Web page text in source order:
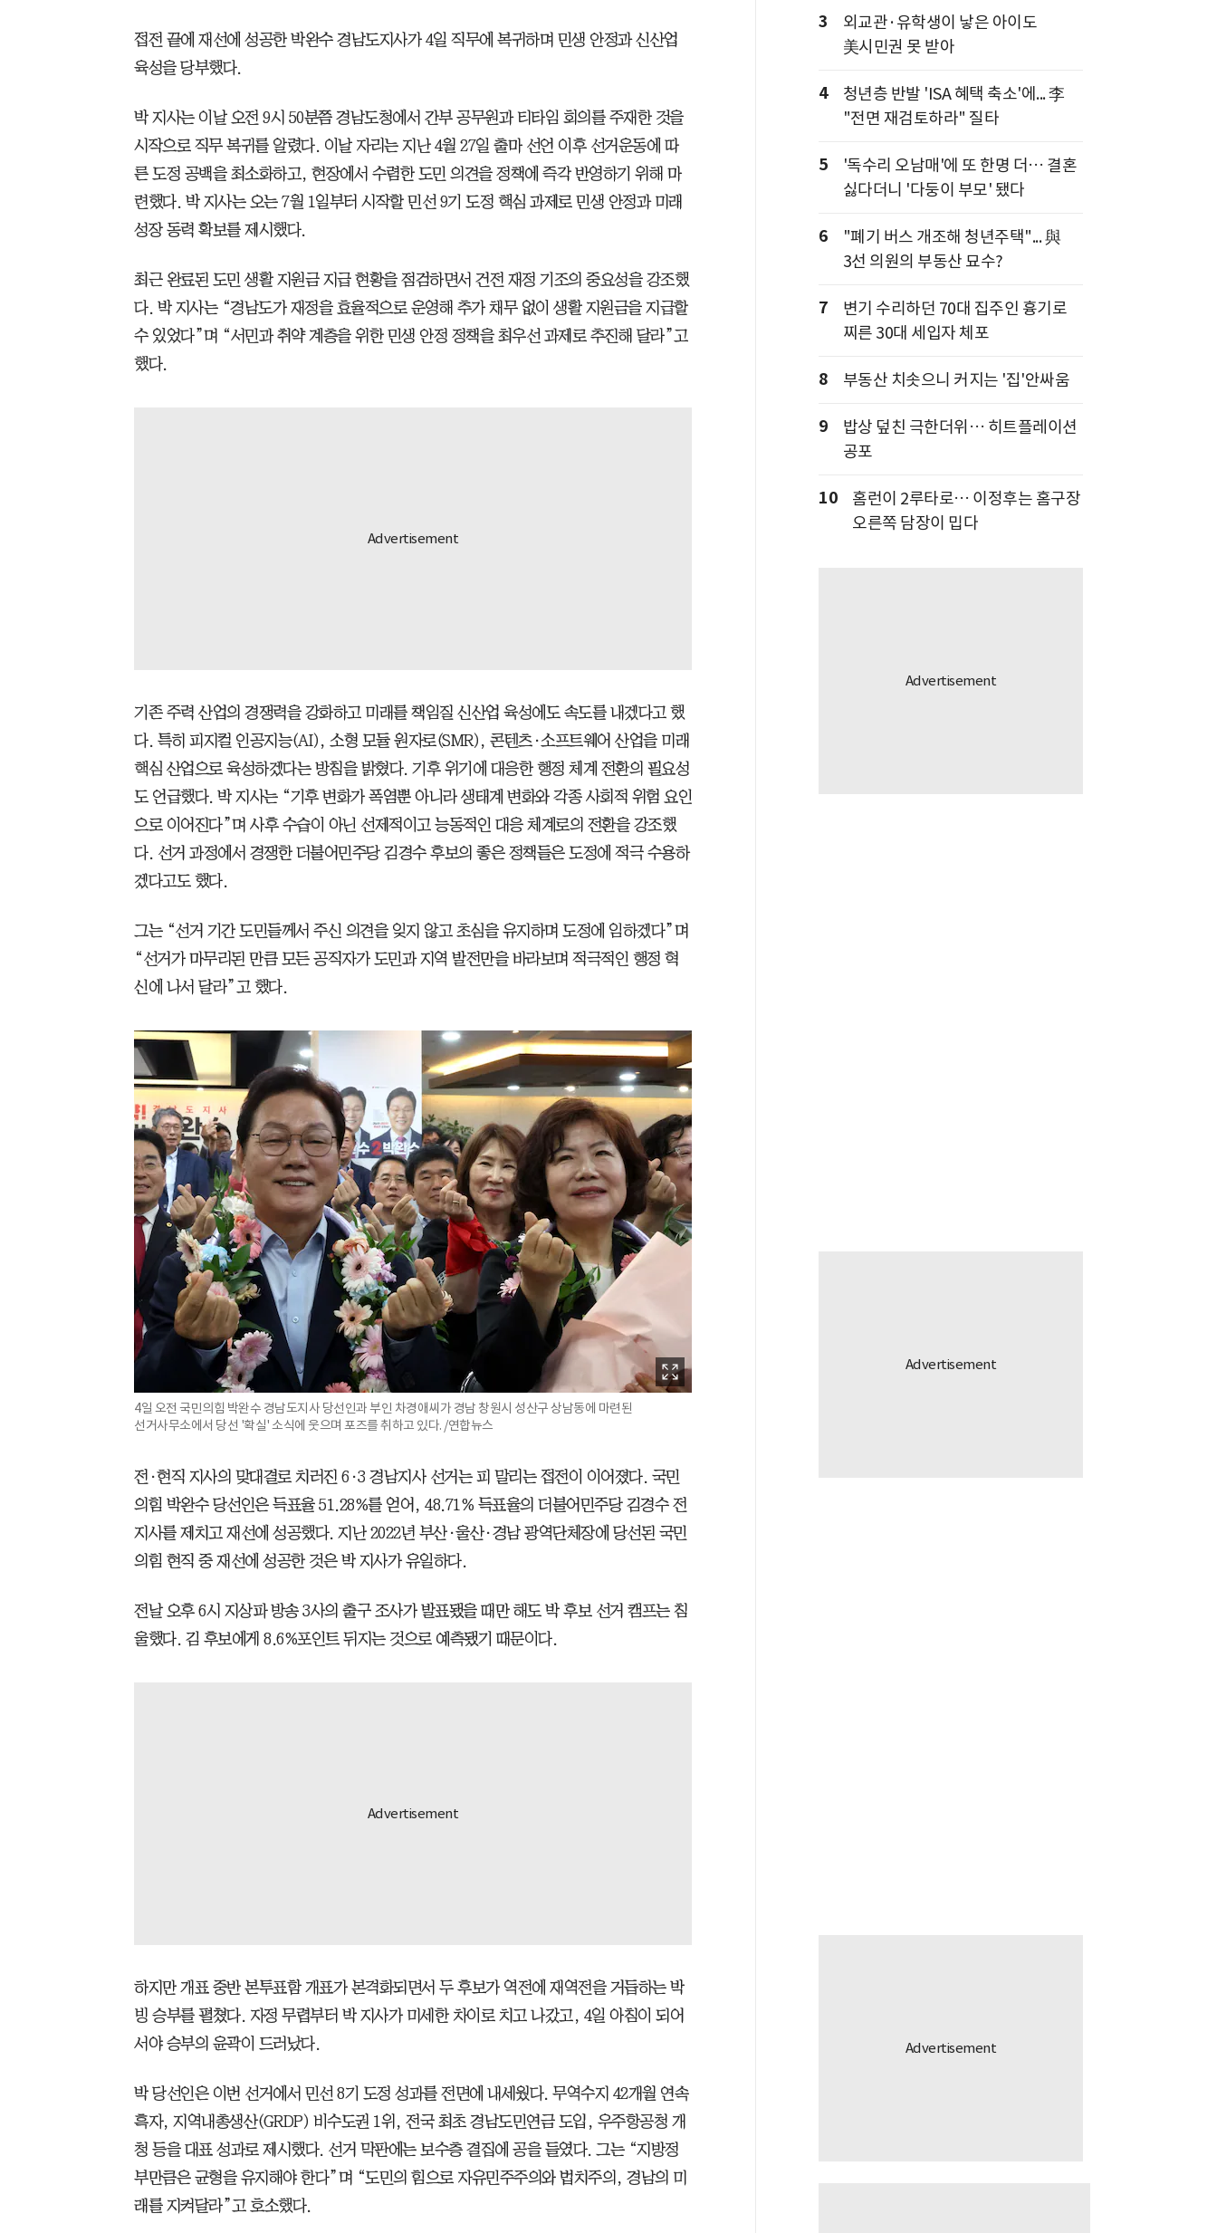
접전 끝에 재선에 성공한 박완수 경남도지사가 4일 직무에 복귀하며 민생 안정과 신산업
육성을 당부했다.
박 지사는 이날 오전 9시 50분쯤 경남도청에서 간부 공무원과 티타임 회의를 주재한 것을
시작으로 직무 복귀를 알렸다. 이날 자리는 지난 4월 27일 출마 선언 이후 선거운동에 따
른 도정 공백을 최소화하고, 현장에서 수렴한 도민 의견을 정책에 즉각 반영하기 위해 마
련했다. 박 지사는 오는 7월 1일부터 시작할 민선 9기 도정 핵심 과제로 민생 안정과 미래
성장 동력 확보를 제시했다.
최근 완료된 도민 생활 지원금 지급 현황을 점검하면서 건전 재정 기조의 중요성을 강조했
다. 박 지사는 “경남도가 재정을 효율적으로 운영해 추가 채무 없이 생활 지원금을 지급할
수 있었다”며 “서민과 취약 계층을 위한 민생 안정 정책을 최우선 과제로 추진해 달라”고
했다.
기존 주력 산업의 경쟁력을 강화하고 미래를 책임질 신산업 육성에도 속도를 내겠다고 했
다. 특히 피지컬 인공지능(AI), 소형 모듈 원자로(SMR), 콘텐츠·소프트웨어 산업을 미래
핵심 산업으로 육성하겠다는 방침을 밝혔다. 기후 위기에 대응한 행정 체계 전환의 필요성
도 언급했다. 박 지사는 “기후 변화가 폭염뿐 아니라 생태계 변화와 각종 사회적 위험 요인
으로 이어진다”며 사후 수습이 아닌 선제적이고 능동적인 대응 체계로의 전환을 강조했
다. 선거 과정에서 경쟁한 더불어민주당 김경수 후보의 좋은 정책들은 도정에 적극 수용하
겠다고도 했다.
그는 “선거 기간 도민들께서 주신 의견을 잊지 않고 초심을 유지하며 도정에 임하겠다”며
“선거가 마무리된 만큼 모든 공직자가 도민과 지역 발전만을 바라보며 적극적인 행정 혁
신에 나서 달라”고 했다.
4일 오전 국민의힘 박완수 경남도지사 당선인과 부인 차경애씨가 경남 창원시 성산구 상남동에 마련된
선거사무소에서 당선 '확실' 소식에 웃으며 포즈를 취하고 있다. /연합뉴스
전·현직 지사의 맞대결로 치러진 6·3 경남지사 선거는 피 말리는 접전이 이어졌다. 국민
의힘 박완수 당선인은 득표율 51.28%를 얻어, 48.71% 득표율의 더불어민주당 김경수 전
지사를 제치고 재선에 성공했다. 지난 2022년 부산·울산·경남 광역단체장에 당선된 국민
의힘 현직 중 재선에 성공한 것은 박 지사가 유일하다.
전날 오후 6시 지상파 방송 3사의 출구 조사가 발표됐을 때만 해도 박 후보 선거 캠프는 침
울했다. 김 후보에게 8.6%포인트 뒤지는 것으로 예측됐기 때문이다.
하지만 개표 중반 본투표함 개표가 본격화되면서 두 후보가 역전에 재역전을 거듭하는 박
빙 승부를 펼쳤다. 자정 무렵부터 박 지사가 미세한 차이로 치고 나갔고, 4일 아침이 되어
서야 승부의 윤곽이 드러났다.
박 당선인은 이번 선거에서 민선 8기 도정 성과를 전면에 내세웠다. 무역수지 42개월 연속
흑자, 지역내총생산(GRDP) 비수도권 1위, 전국 최초 경남도민연금 도입, 우주항공청 개
청 등을 대표 성과로 제시했다. 선거 막판에는 보수층 결집에 공을 들였다. 그는 “지방정
부만큼은 균형을 유지해야 한다”며 “도민의 힘으로 자유민주주의와 법치주의, 경남의 미
래를 지켜달라”고 호소했다.
3
외교관·유학생이 낳은 아이도
美시민권 못 받아
4
청년층 반발 'ISA 혜택 축소'에... 李
"전면 재검토하라" 질타
5
'독수리 오남매'에 또 한명 더… 결혼
싫다더니 '다둥이 부모' 됐다
6
"폐기 버스 개조해 청년주택"... 與
3선 의원의 부동산 묘수?
7
변기 수리하던 70대 집주인 흉기로
찌른 30대 세입자 체포
8 부동산 치솟으니 커지는 '집'안싸움
9
밥상 덮친 극한더위… 히트플레이션
공포
10
홈런이 2루타로… 이정후는 홈구장
오른쪽 담장이 밉다